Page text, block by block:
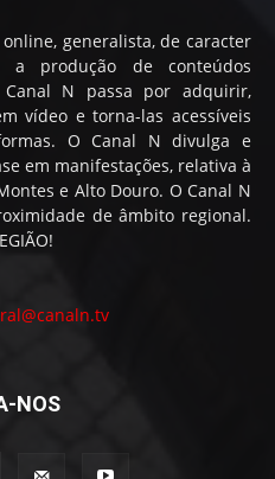
generalista, de caracter
a produção de conteúdos
N passa por adquirir,
vídeo e torna-las acessíveis
O Canal N divulga e
em manifestações, relativa à
e Alto Douro. O Canal N
de âmbito regional.
NOS